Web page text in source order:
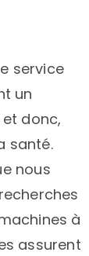
service
un
donc,
santé.
nous
à
assurent